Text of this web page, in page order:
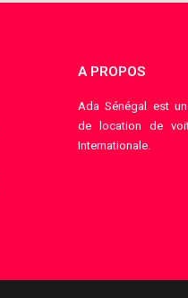
A PROPOS
Ada Sénégal est
de location de
Internationale.